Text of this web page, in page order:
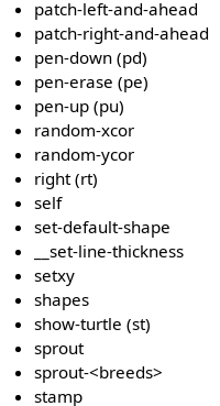
patch-left-and-ahead
patch-right-and-ahead
pen-down (pd)
pen-erase (pe)
pen-up (pu)
random-xcor
random-ycor
right (rt)
self
set-default-shape
__set-line-thickness
setxy
shapes
show-turtle (st)
sprout
sprout-<breeds>
stamp